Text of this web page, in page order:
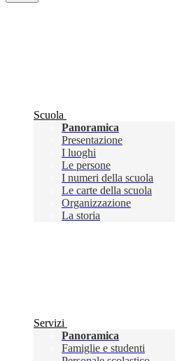
Scuola
Panoramica
Presentazione
I luoghi
Le persone
I numeri della scuola
Le carte della scuola
Organizzazione
La storia
Servizi
Panoramica
Famiglie e studenti